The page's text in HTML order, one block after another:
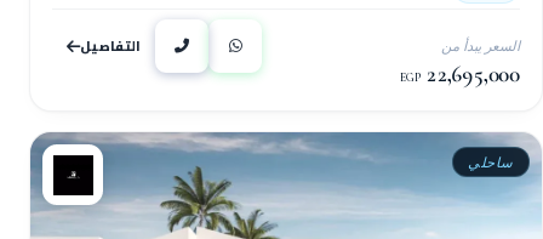
السعر يبدأ من
22,695,000
EGP
التفاصيل
ساحلي